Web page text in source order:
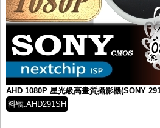
傳統高解析攝影機
鏡頭
防護罩及支架
多路攝影機單軸傳輸
監聽器.麥克風
網路設備
視訊轉換設備
雙絞線傳輸器
雜訊改善器
AHD 1080P 星光級高畫質攝影機(SONY
料號:AHD291SH